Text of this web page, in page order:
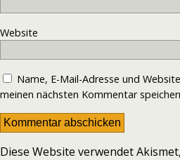
Website
Name, E-Mail-Adresse und
meinen nächsten Kommentar
Diese Website verwendet